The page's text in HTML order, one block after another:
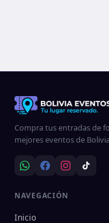
Compra tus entradas de
mejores eventos de
NAVEGACIÓN
Inicio